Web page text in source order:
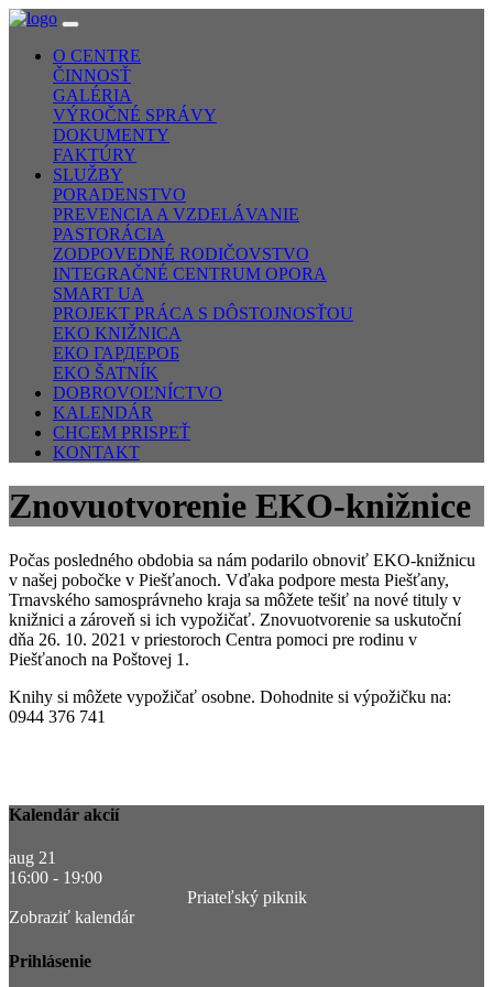
O CENTRE
ČINNOSŤ
GALÉRIA
VÝROČNÉ SPRÁVY
DOKUMENTY
FAKTÚRY
SLUŽBY
PORADENSTVO
PREVENCIA A VZDELÁVANIE
PASTORÁCIA
ZODPOVEDNÉ RODIČOVSTVO
INTEGRAČNÉ CENTRUM OPORA
SMART UA
PROJEKT PRÁCA S DÔSTOJNOSŤOU
EKO KNIŽNICA
ЕКО ГАРДЕРОБ
EKO ŠATNÍK
DOBROVOĽNÍCTVO
KALENDÁR
CHCEM PRISPEŤ
KONTAKT
Znovuotvorenie EKO-knižnice
Počas posledného obdobia sa nám podarilo obnoviť EKO-knižnicu
v našej pobočke v Piešťanoch. Vďaka podpore mesta Piešťany,
Trnavského samosprávneho kraja sa môžete tešiť na nové tituly v
knižnici a zároveň si ich vypožičať. Znovuotvorenie sa uskutoční
dňa 26. 10. 2021 v priestoroch Centra pomoci pre rodinu v
Piešťanoch na Poštovej 1.
Knihy si môžete vypožičať osobne. Dohodnite si výpožičku na:
0944 376 741
Kalendár akcií
aug 21
16:00 - 19:00
Priateľský piknik
Zobraziť kalendár
Prihlásenie